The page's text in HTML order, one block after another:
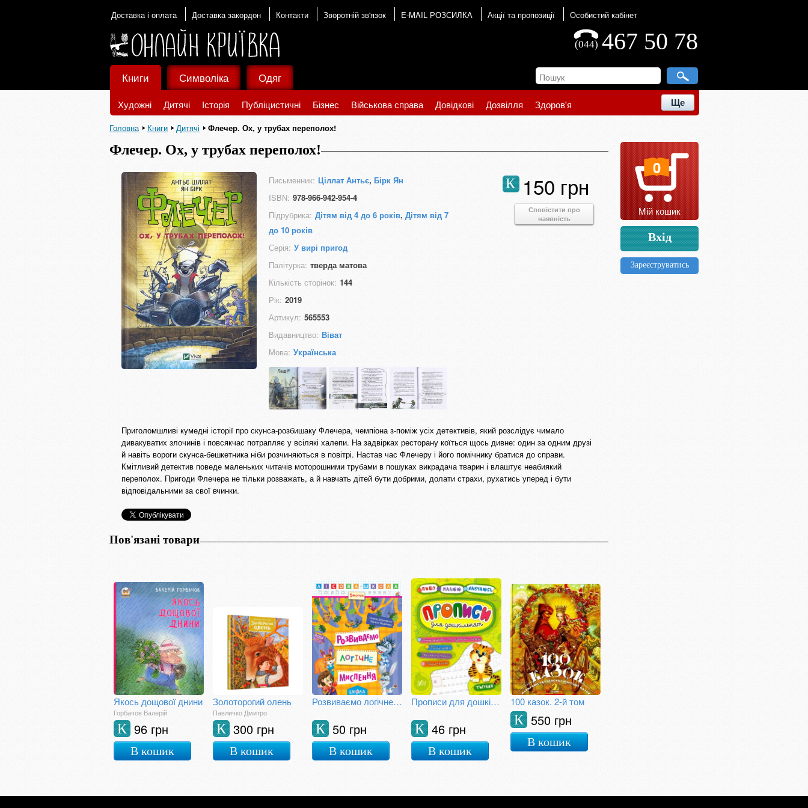
Доставка і оплата Доставка закордон Контакти Зворотній зв'язок E-MAIL РОЗСИЛКА Акції та пропозиції Особистий кабінет
467 50 78
(044)
Книги
Художні Дитячі Історія Публіцистичні Бізнес Військова справа Довідкові Дозвілля Здоров'я Ще
Символіка Одяг
Головна Книги Дитячі Флечер. Ох, у трубах переполох!
Флечер. Ох, у трубах переполох!
Письменник: Ціллат Антьє, Бірк Ян
ISBN: 978-966-942-954-4
Підрубрика: Дітям від 4 до 6 років, Дітям від 7
до 10 років
Серія: У вирі пригод
Палітурка: тверда матова
Кількість сторінок: 144
Рік: 2019
Артикул: 565553
Видавництво: Віват
Мова: Українська
150 грн
К
Сповістити про
наявність
Приголомшливі кумедні історії про скунса-розбишаку Флечера, чемпіона з-поміж усіх детективів, який розслідує чимало
дивакуватих злочинів і повсякчас потрапляє у всілякі халепи. На задвірках ресторану коїться щось дивне: один за одним друзі
й навіть вороги скунса-бешкетника ніби розчиняються в повітрі. Настав час Флечеру і його помічнику братися до справи.
Кмітливий детектив поведе маленьких читачів моторошними трубами в пошуках викрадача тварин і влаштує неабиякий
переполох. Пригоди Флечера не тільки розважать, а й навчать дітей бути добрими, долати страхи, рухатись уперед і бути
відповідальними за свої вчинки.
Пов'язані товари
Якось дощової днини
Горбачов Валерій
96 грн
К
В кошик
Золоторогий олень
Павличко Дмитро
300 грн
К
В кошик
Розвиваємо логічне мислення
50 грн
К
В кошик
Прописи для дошкільнят. Тигреня
46 грн
К
В кошик
100 казок. 2-й том
550 грн
К
В кошик
0
Мій кошик
Вхід
Зареєструватись